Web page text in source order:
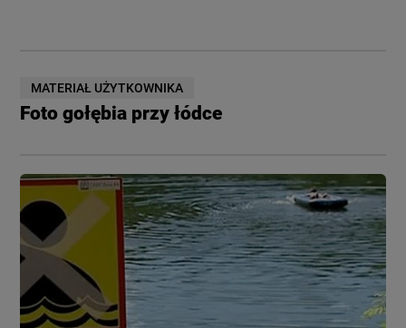
MATERIAŁ UŻYTKOWNIKA
Foto gołębia przy łódce